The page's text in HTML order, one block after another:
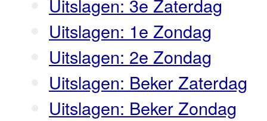
Uitslagen: 3e Zaterdag
Uitslagen: 1e Zondag
Uitslagen: 2e Zondag
Uitslagen: Beker Zaterdag
Uitslagen: Beker Zondag